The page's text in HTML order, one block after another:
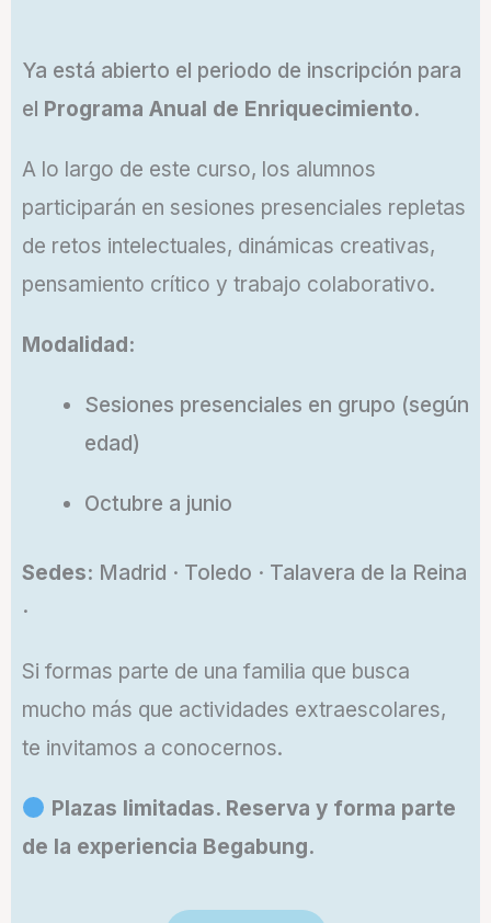
Ya está abierto el periodo de inscripción para
el Programa Anual de Enriquecimiento.
A lo largo de este curso, los alumnos
participarán en sesiones presenciales repletas
de retos intelectuales, dinámicas creativas,
pensamiento crítico y trabajo colaborativo.
Modalidad:
Sesiones presenciales en grupo (según
edad)
Octubre a junio
Sedes: Madrid · Toledo · Talavera de la Reina
·
Si formas parte de una familia que busca
mucho más que actividades extraescolares,
te invitamos a conocernos.
Plazas limitadas. Reserva y forma parte
de la experiencia Begabung.